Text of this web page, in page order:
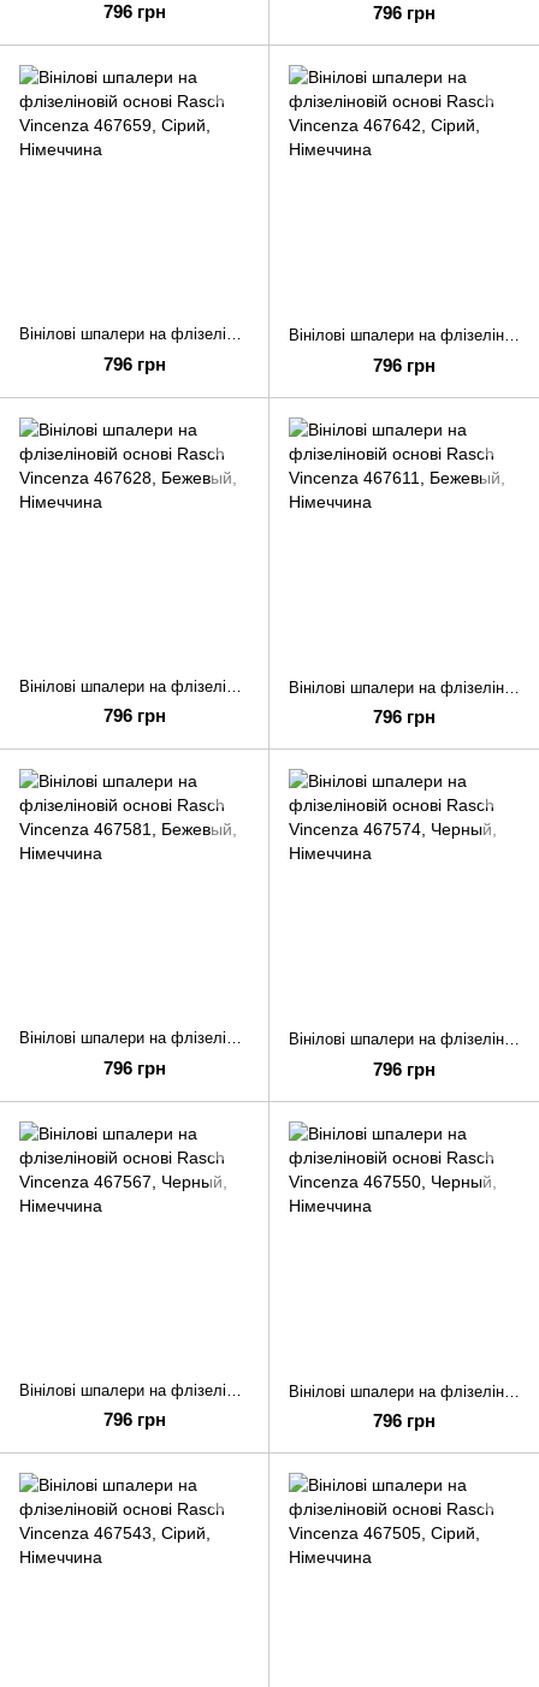
796 грн 796 грн
Вінілові шпалери на флізеліновій основі Rasch Vincenza 467659
796 грн
Вінілові шпалери на флізеліновій основі Rasch Vincenza 467642
796 грн
796 грн 796 грн
Вінілові шпалери на флізеліновій основі Rasch Vincenza 467581
796 грн
Вінілові шпалери на флізеліновій основі Rasch Vincenza 467574
796 грн
796 грн 796 грн